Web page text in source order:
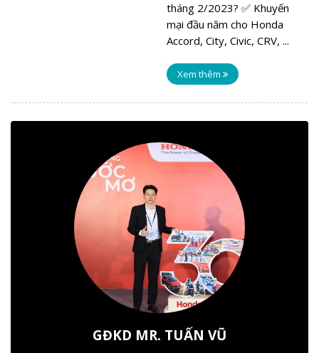
tháng 2/2023? ✅ Khuyến
mại đầu năm cho Honda
Accord, City, Civic, CRV, ...
Xem thêm
GĐKD MR. TUẤN VŨ